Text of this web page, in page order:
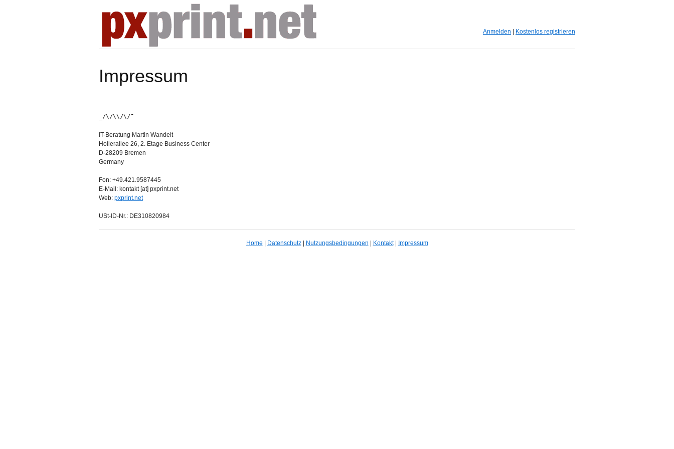
Anmelden Kostenlos registrieren
Impressum
_/\/\\/\/¯
IT-Beratung Martin Wandelt
Hollerallee 26, 2. Etage Business Center
D-28209 Bremen
Germany
Fon: +49.421.9587445
E-Mail: kontakt [at] pxprint.net
Web: pxprint.net
USt-ID-Nr.: DE310820984
Home Datenschutz| Nutzungsbedingungen Kontakt| Impressum